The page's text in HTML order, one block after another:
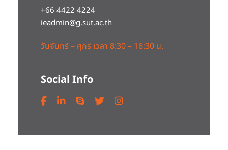
+66 4422 4224
ieadmin@g.sut.ac.th
วันจันทร์ – ศุกร์ เวลา 8:30 – 16:30 น.
Social Info